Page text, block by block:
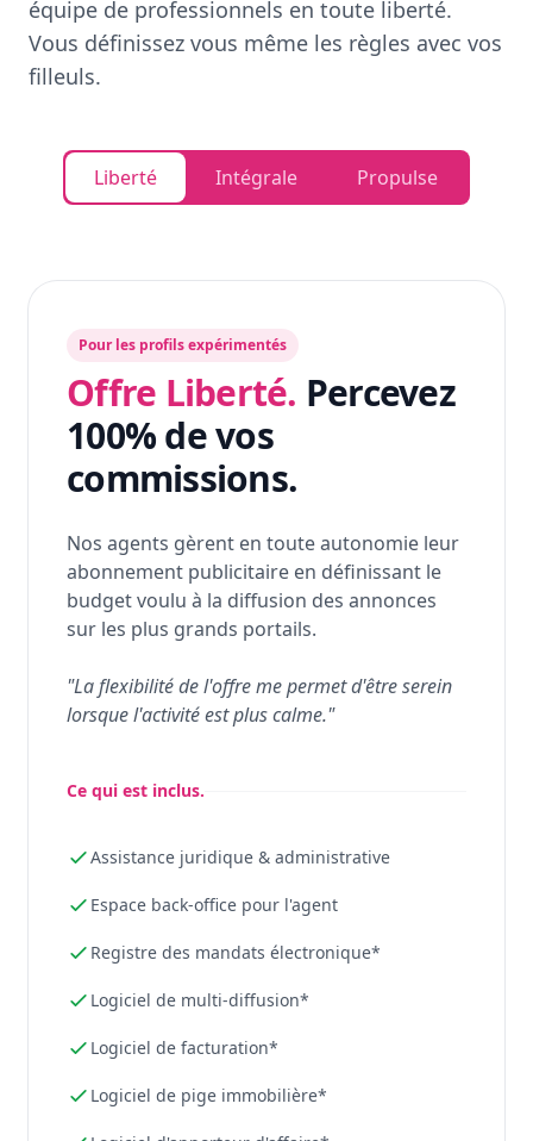
équipe de professionnels en toute liberté.
Vous définissez vous même les règles avec vos
filleuls.
Liberté Intégrale Propulse
Pour les profils expérimentés
Offre Liberté. Percevez
100% de vos
commissions.
Nos agents gèrent en toute autonomie leur
abonnement publicitaire en définissant le
budget voulu à la diffusion des annonces
sur les plus grands portails.
"La flexibilité de l'offre me permet d'être serein
lorsque l'activité est plus calme."
Ce qui est inclus.
Assistance juridique & administrative
Espace back-office pour l'agent
Registre des mandats électronique*
Logiciel de multi-diffusion*
Logiciel de facturation*
Logiciel de pige immobilière*